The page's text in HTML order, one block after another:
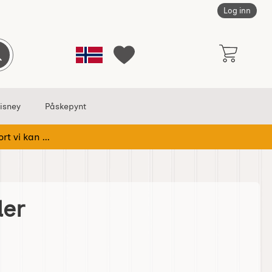
Log inn
Norge Mine favoritter
Påskepynt
vi kan ...